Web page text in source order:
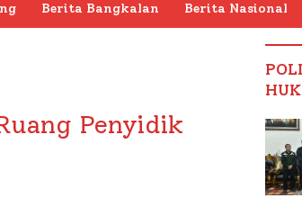
Berita Bangkalan Berita Nasional
Penyidik